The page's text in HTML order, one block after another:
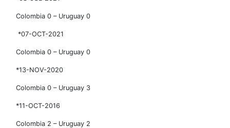
Colombia 0 – Uruguay 0
*07-OCT-2021
Colombia 0 – Uruguay 0
*13-NOV-2020
Colombia 0 – Uruguay 3
*11-OCT-2016
Colombia 2 – Uruguay 2